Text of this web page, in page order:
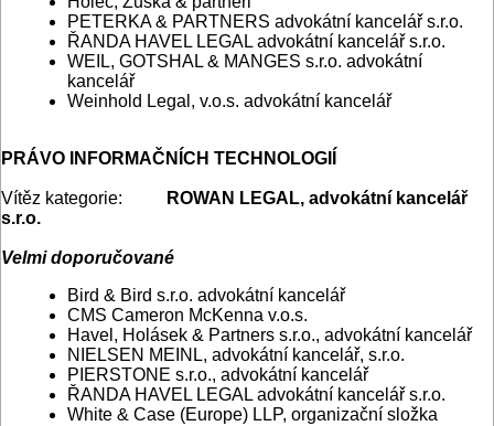
PETERKA & PARTNERS advokátní kancelář s.r.o.
ŘANDA HAVEL LEGAL advokátní kancelář s.r.o.
WEIL, GOTSHAL & MANGES s.r.o. advokátní
kancelář
Weinhold Legal, v.o.s. advokátní kancelář
PRÁVO INFORMAČNÍCH TECHNOLOGIÍ
Vítěz kategorie:
ROWAN LEGAL, advokátní kancelář
s.r.o.
Velmi doporučované
Bird & Bird s.r.o. advokátní kancelář
CMS Cameron McKenna v.o.s.
Havel, Holásek & Partners s.r.o., advokátní kancelář
NIELSEN MEINL, advokátní kancelář, s.r.o.
PIERSTONE s.r.o., advokátní kancelář
ŘANDA HAVEL LEGAL advokátní kancelář s.r.o.
White & Case (Europe) LLP, organizační složka